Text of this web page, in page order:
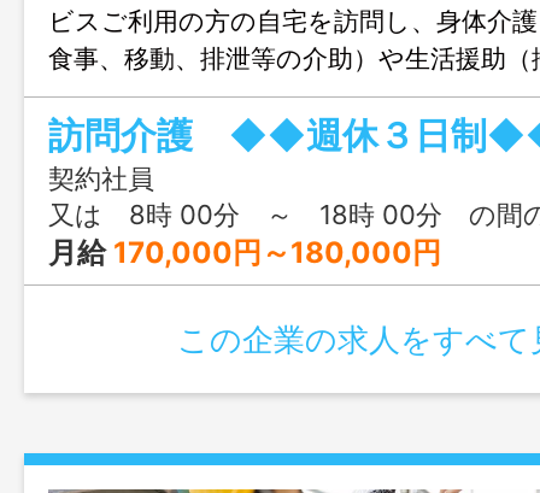
ビスご利用の方の自宅を訪問し、身
食事、移動、排泄等の介助）や生活援
濯、食事、買い物）などを行うお仕
先は、矢板市・さくら市・塩谷町・大田
町・ 那須塩原市となります。 ※訪
（軽自動車）を使用 「変更範囲：
訪問介護 ◆◆週休３日制
契約社員
又は 8時 00分 ～ 18時 00分 の間
月給 170,000円～180,000円
この企業の求人をすべて